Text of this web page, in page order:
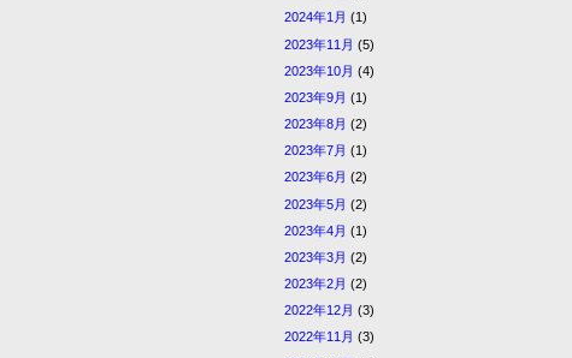
2024年1月 (1)
2023年11月 (5)
2023年10月 (4)
2023年9月 (1)
2023年8月 (2)
2023年7月 (1)
2023年6月 (2)
2023年5月 (2)
2023年4月 (1)
2023年3月 (2)
2023年2月 (2)
2022年12月 (3)
2022年11月 (3)